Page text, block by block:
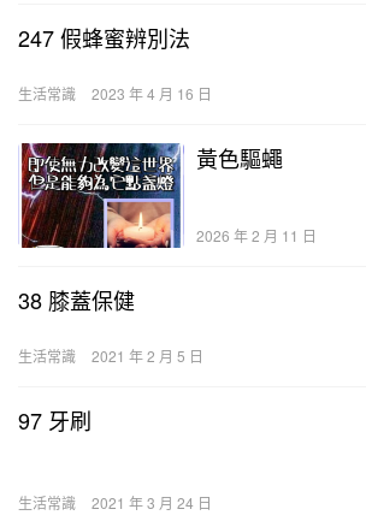
247 假蜂蜜辨別法
生活常識 2023 年 4 月 16 日
黃色驅蠅
2026 年 2 月 11 日
38 膝蓋保健
生活常識 2021 年 2 月 5 日
97 牙刷
生活常識 2021 年 3 月 24 日